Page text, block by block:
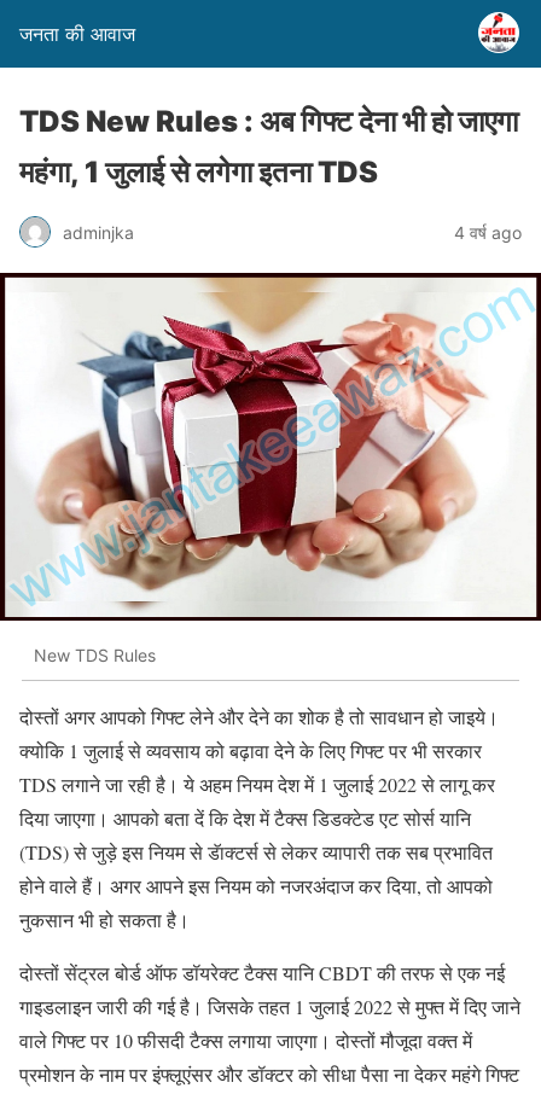
जनता की आवाज
TDS New Rules : अब गिफ्ट देना भी हो जाएगा
महंगा, 1 जुलाई से लगेगा इतना TDS
adminjka 4 वर्ष ago
New TDS Rules
दोस्तों अगर आपको गिफ्ट लेने और देने का शोक है तो सावधान हो जाइये।
क्योकि 1 जुलाई से व्यवसाय को बढ़ावा देने के लिए गिफ्ट पर भी सरकार
TDS लगाने जा रही है। ये अहम नियम देश में 1 जुलाई 2022 से लागू कर
दिया जाएगा। आपको बता दें कि देश में टैक्स डिडक्टेड एट सोर्स यानि
(TDS) से जुड़े इस नियम से डॅाक्टर्स से लेकर व्यापारी तक सब प्रभावित
होने वाले हैं। अगर आपने इस नियम को नजरअंदाज कर दिया, तो आपको
नुकसान भी हो सकता है।
दोस्तों सेंट्रल बोर्ड ऑफ डॉयरेक्ट टैक्स यानि CBDT की तरफ से एक नई
गाइडलाइन जारी की गई है। जिसके तहत 1 जुलाई 2022 से मुफ्त में दिए जाने
वाले गिफ्ट पर 10 फीसदी टैक्स लगाया जाएगा। दोस्तों मौजूदा वक्त में
प्रमोशन के नाम पर इंफ्लूएंसर और डॉक्टर को सीधा पैसा ना देकर महंगे गिफ्ट